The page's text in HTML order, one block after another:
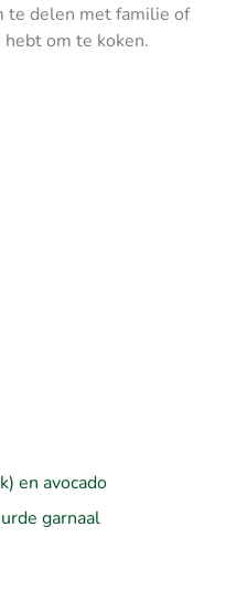
te delen met familie of
om te koken.
en avocado
garnaal